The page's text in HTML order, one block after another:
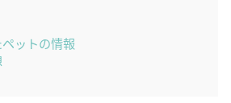
ットの情報